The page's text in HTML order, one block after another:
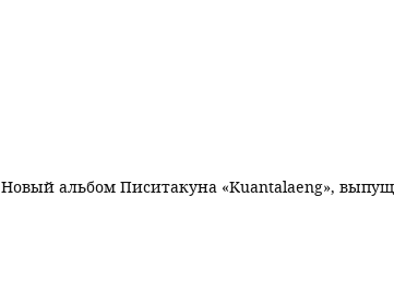
Новый альбом Писитакуна «Kuantalaeng»,